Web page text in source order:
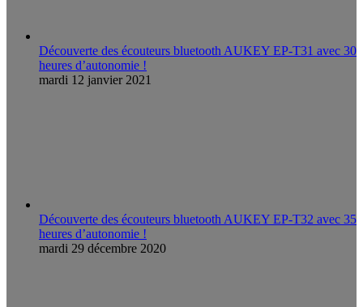
Découverte des écouteurs bluetooth AUKEY EP-T31 avec 30
heures d’autonomie !
mardi 12 janvier 2021
Découverte des écouteurs bluetooth AUKEY EP-T32 avec 35
heures d’autonomie !
mardi 29 décembre 2020